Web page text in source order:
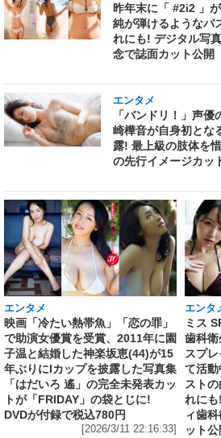
昨年末に「 #2i2 」
純が弾けるようなバ
れにも! デジタル写
念で誌面カット公開
エンタメ
「バンドリ！」声
崎樺音が自身初とな
露! 最上級の肢体を
の先行イメージカッ
エンタメ
映画「冷たい熱帯魚」「恋の罪」
で助演女優賞を受賞、2011年に園
子温と結婚した神楽坂恵(44)が15
年ぶりにIカップを披露した写真集
「はだいろ 遙」の完全未発表カッ
トが「FRIDAY」の袋とじに!
DVDが付録で税込780円
[2026/3/11 22:16:33]
エンタ
ミス
歯科衛
スプ
て活
スト
れに
ィ歯
ット公